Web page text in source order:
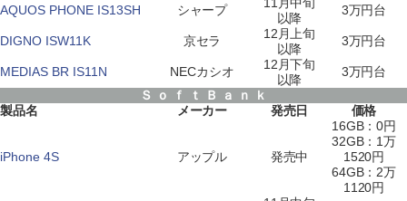
AQUOS PHONE IS13SH シャープ
以降
3万円台
DIGNO ISW11K 京セラ
12月上旬
以降
3万円台
MEDIAS BR IS11N NECカシオ
12月下旬
以降
3万円台
Ｓ ｏ ｆ ｔ Ｂ ａ ｎ ｋ
製品名
メーカー 発売日 価格
iPhone 4S アップル 発売中
16GB：0円
32GB：1万
1520円
64GB：2万
1120円